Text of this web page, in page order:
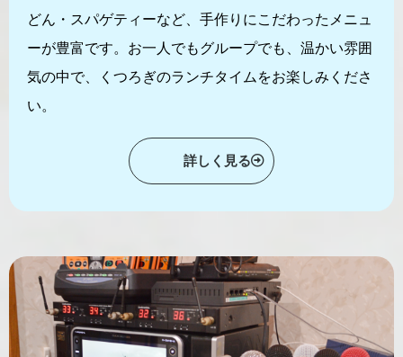
どん・スパゲティーなど、手作りにこだわったメニュ
ーが豊富です。お一人でもグループでも、温かい雰囲
気の中で、くつろぎのランチタイムをお楽しみくださ
い。
詳しく見る